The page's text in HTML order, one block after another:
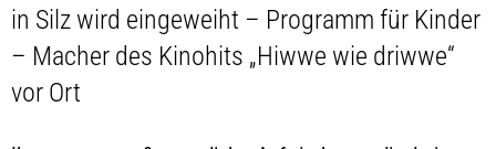
in Silz wird eingeweiht – Programm für Kinder
– Macher des Kinohits „Hiwwe wie driwwe“
vor Ort